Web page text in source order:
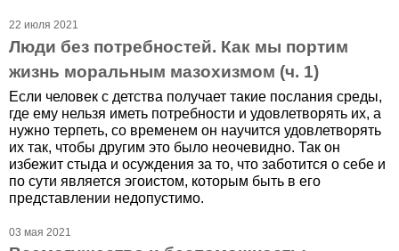
22 июля 2021
Люди без потребностей. Как мы портим
жизнь моральным мазохизмом (ч. 1)
Если человек с детства получает такие послания среды,
где ему нельзя иметь потребности и удовлетворять их, а
нужно терпеть, со временем он научится удовлетворять
их так, чтобы другим это было неочевидно. Так он
избежит стыда и осуждения за то, что заботится о себе и
по сути является эгоистом, которым быть в его
представлении недопустимо.
03 мая 2021